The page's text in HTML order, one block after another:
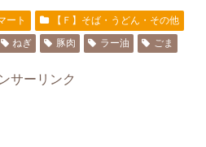
ート
【Ｆ】そば・うどん・その他
ねぎ 豚肉 ラー油 ごま
サーリンク